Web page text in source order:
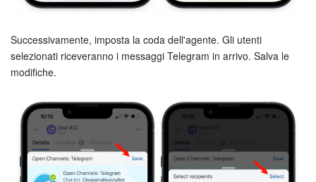
Successivamente, imposta la coda dell'agente. Gli utenti
selezionati riceveranno i messaggi Telegram in arrivo. Salva le
modifiche.